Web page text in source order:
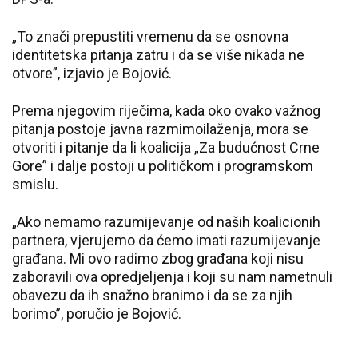
„To znači prepustiti vremenu da se osnovna
identitetska pitanja zatru i da se više nikada ne
otvore”, izjavio je Bojović.
Prema njegovim riječima, kada oko ovako važnog
pitanja postoje javna razmimoilaženja, mora se
otvoriti i pitanje da li koalicija „Za budućnost Crne
Gore” i dalje postoji u političkom i programskom
smislu.
„Ako nemamo razumijevanje od naših koalicionih
partnera, vjerujemo da ćemo imati razumijevanje
građana. Mi ovo radimo zbog građana koji nisu
zaboravili ova opredjeljenja i koji su nam nametnuli
obavezu da ih snažno branimo i da se za njih
borimo”, poručio je Bojović.